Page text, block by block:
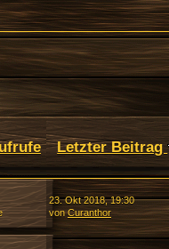
Letzter Beitrag
23. Okt 2018, 19:30
vonCuranthor